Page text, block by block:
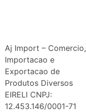
Aj Import – Comercio,
Importacao e
Exportacao de
Produtos Diversos
EIRELI CNPJ:
12.453.146/0001-71